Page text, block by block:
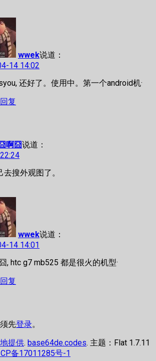
wwek说道：
14 14:02
还好了。使用中。第一个android机·
复
囧啊囧说道：
搜外观图了。
wwek说道：
14 14:01
, htc g7 mb525 都是很火的机型·
复
先登录。
提供. base64de.codes. 主题：Flat 1.7.11
备17011285号-1